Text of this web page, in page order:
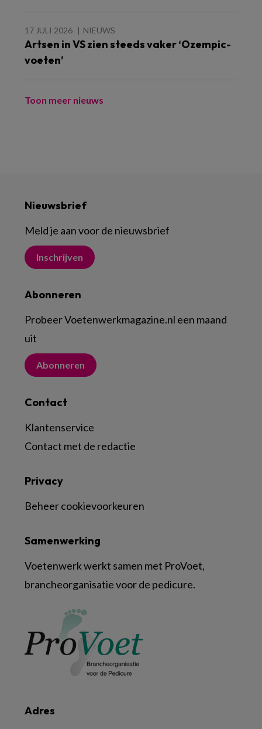
17 JULI 2026 NIEUWS
Artsen in VS zien steeds vaker ‘Ozempic-
voeten’
Toon meer nieuws
Nieuwsbrief
Meld je aan voor de nieuwsbrief
Inschrijven
Abonneren
Probeer Voetenwerkmagazine.nl een maand
uit
Abonneren
Contact
Klantenservice
Contact met de redactie
Adres
Samenwerking
Voetenwerk werkt samen met ProVoet,
brancheorganisatie voor de pedicure.
Privacy
Beheer cookievoorkeuren